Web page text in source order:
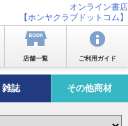
オンライン書店
【ホンヤクラブドットコム】
店舗一覧 ご利用ガイド
雑誌 その他商材